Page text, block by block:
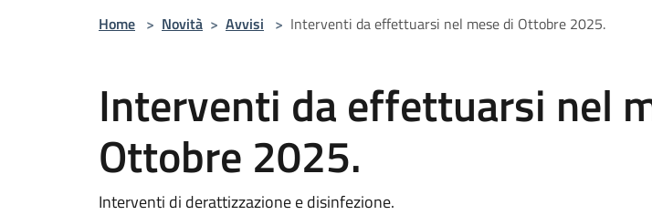
Home > Novità > Avvisi > Interventi da effettuarsi nel mese di Ottobre 2025.
Interventi da effettuarsi nel
Ottobre 2025.
Interventi di derattizzazione e disinfezione.